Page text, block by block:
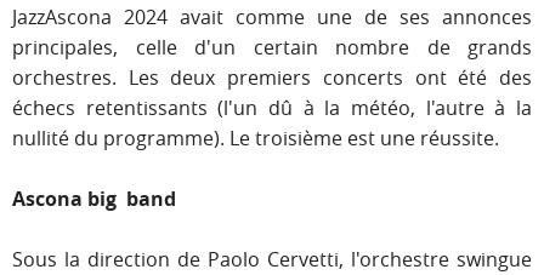
JazzAscona 2024 avait comme une de ses annonces
principales, celle d'un certain nombre de grands
orchestres. Les deux premiers concerts ont été des
échecs retentissants (l'un dû à la météo, l'autre à la
nullité du programme). Le troisième est une réussite.
Ascona big band
Sous la direction de Paolo Cervetti, l'orchestre swingue